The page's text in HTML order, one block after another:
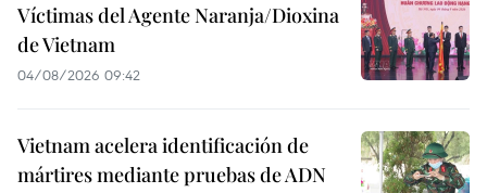
Víctimas del Agente Naranja/Dioxina
de Vietnam
04/08/2026 09:42
Vietnam acelera identificación de
mártires mediante pruebas de ADN